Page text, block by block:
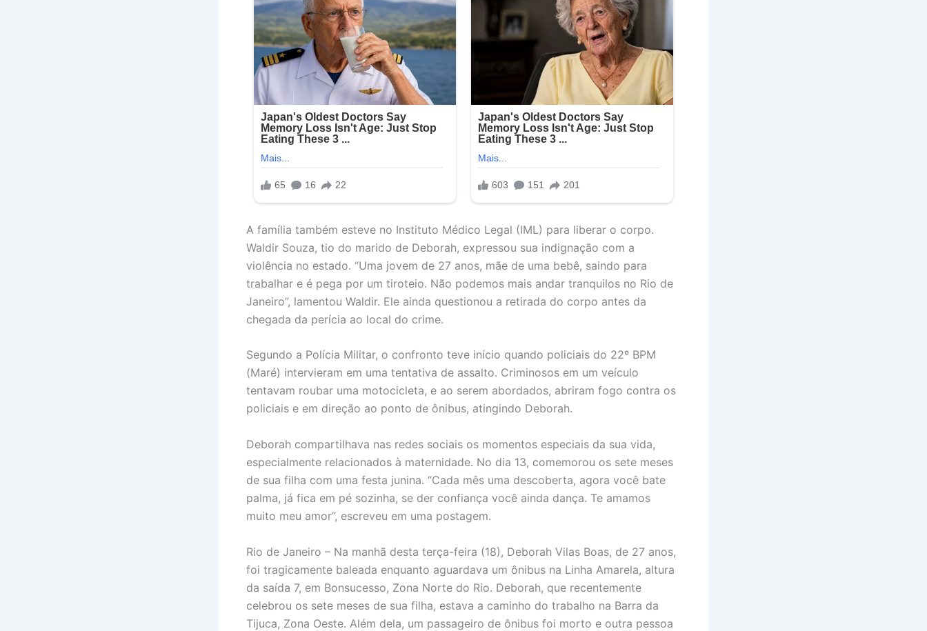
A família também esteve no Instituto Médico Legal (IML) para liberar o corpo.
Waldir Souza, tio do marido de Deborah, expressou sua indignação com a
violência no estado. “Uma jovem de 27 anos, mãe de uma bebê, saindo para
trabalhar e é pega por um tiroteio. Não podemos mais andar tranquilos no Rio de
Janeiro”, lamentou Waldir. Ele ainda questionou a retirada do corpo antes da
chegada da perícia ao local do crime.
Segundo a Polícia Militar, o confronto teve início quando policiais do 22º BPM
(Maré) intervieram em uma tentativa de assalto. Criminosos em um veículo
tentavam roubar uma motocicleta, e ao serem abordados, abriram fogo contra os
policiais e em direção ao ponto de ônibus, atingindo Deborah.
Deborah compartilhava nas redes sociais os momentos especiais da sua vida,
especialmente relacionados à maternidade. No dia 13, comemorou os sete meses
de sua filha com uma festa junina. “Cada mês uma descoberta, agora você bate
palma, já fica em pé sozinha, se der confiança você ainda dança. Te amamos
muito meu amor”, escreveu em uma postagem.
Rio de Janeiro – Na manhã desta terça-feira (18), Deborah Vilas Boas, de 27 anos,
foi tragicamente baleada enquanto aguardava um ônibus na Linha Amarela, altura
da saída 7, em Bonsucesso, Zona Norte do Rio. Deborah, que recentemente
celebrou os sete meses de sua filha, estava a caminho do trabalho na Barra da
Tijuca, Zona Oeste. Além dela, um passageiro de ônibus foi morto e outra pessoa